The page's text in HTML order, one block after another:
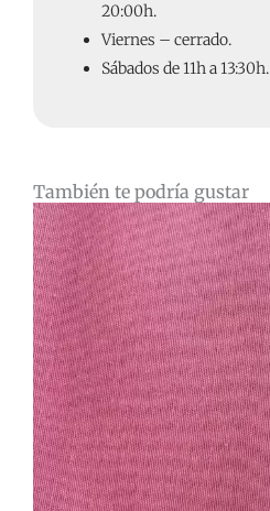
20:00h.
Viernes – cerrado.
Sábados de 11h a 13:30h.
También te podría gustar